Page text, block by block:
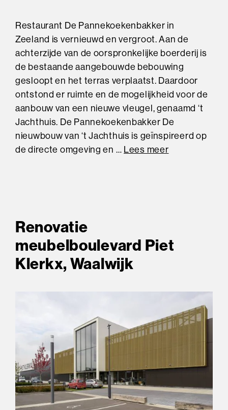
Restaurant De Pannekoekenbakker in
Zeeland is vernieuwd en vergroot. Aan de
achterzijde van de oorspronkelijke boerderij is
de bestaande aangebouwde bebouwing
gesloopt en het terras verplaatst. Daardoor
ontstond er ruimte en de mogelijkheid voor de
aanbouw van een nieuwe vleugel, genaamd ‘t
Jachthuis. De Pannekoekenbakker De
nieuwbouw van ‘t Jachthuis is geïnspireerd op
de directe omgeving en … Lees meer
Renovatie
meubelboulevard Piet
Klerkx, Waalwijk